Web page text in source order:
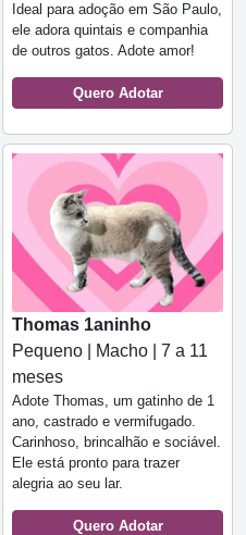
Ideal para adoção em São Paulo,
ele adora quintais e companhia
de outros gatos. Adote amor!
Quero Adotar
Thomas 1aninho
Pequeno | Macho | 7 a 11
meses
Adote Thomas, um gatinho de 1
ano, castrado e vermifugado.
Carinhoso, brincalhão e sociável.
Ele está pronto para trazer
alegria ao seu lar.
Quero Adotar